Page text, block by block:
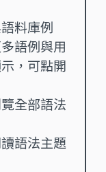
料庫例
語例與用
，可點開
全部語法
語法主題